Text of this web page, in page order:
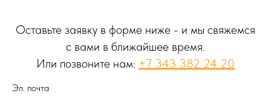
Оставьте заявку в форме ниже - и мы свяжемся
с вами в ближайшее время.
Или позвоните нам: +7 343 382 24 20
Эл. почта